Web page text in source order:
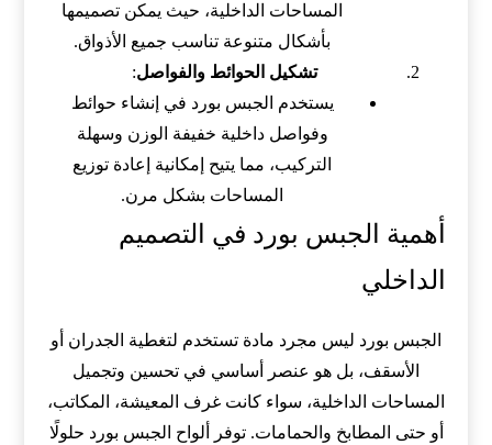
المساحات الداخلية، حيث يمكن تصميمها
بأشكال متنوعة تناسب جميع الأذواق.
تشكيل الحوائط والفواصل:
يستخدم الجبس بورد في إنشاء حوائط
وفواصل داخلية خفيفة الوزن وسهلة
التركيب، مما يتيح إمكانية إعادة توزيع
المساحات بشكل مرن.
أهمية الجبس بورد في التصميم
الداخلي
الجبس بورد ليس مجرد مادة تستخدم لتغطية الجدران أو
الأسقف، بل هو عنصر أساسي في تحسين وتجميل
المساحات الداخلية، سواء كانت غرف المعيشة، المكاتب،
أو حتى المطابخ والحمامات. توفر ألواح الجبس بورد حلولًا